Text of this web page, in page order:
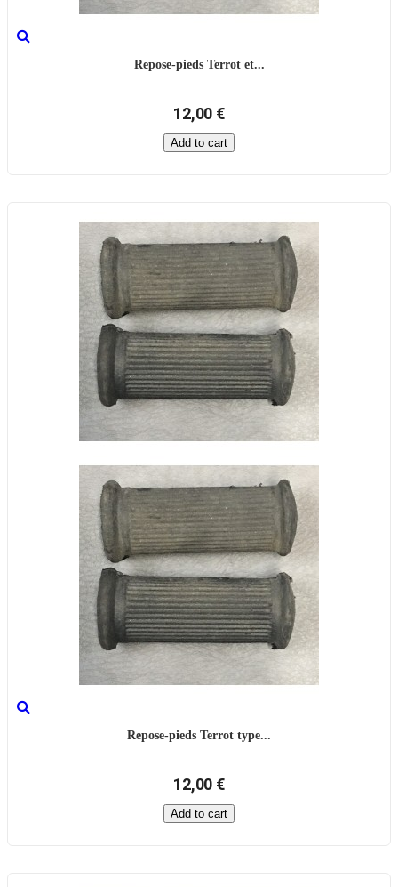
Repose-pieds Terrot et...
12,00 €
Add to cart
Repose-pieds Terrot type...
12,00 €
Add to cart